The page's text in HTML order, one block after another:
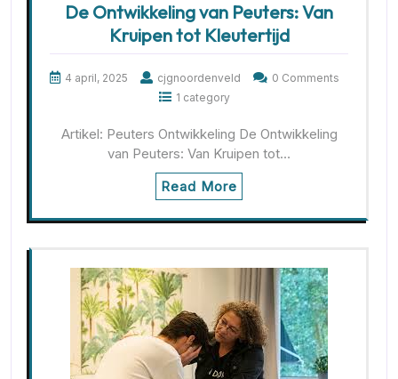
De Ontwikkeling van Peuters: Van
Kruipen tot Kleutertijd
4 april, 2025 cjgnoordenveld
0 Comments
1 category
Artikel: Peuters Ontwikkeling De Ontwikkeling
van Peuters: Van Kruipen tot…
Read More